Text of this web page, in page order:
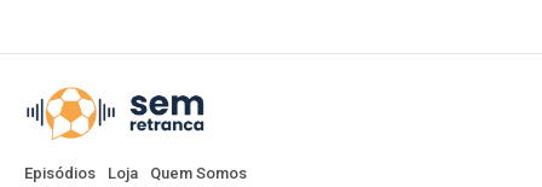
Episódios Loja Quem Somos